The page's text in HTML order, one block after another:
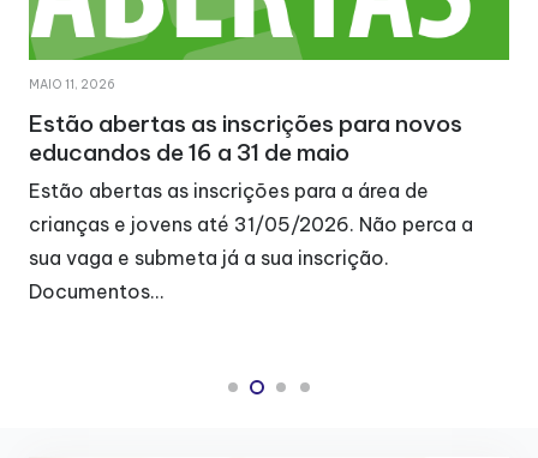
MAIO 11, 2026
Estão abertas as inscrições para novos
educandos de 16 a 31 de maio
Estão abertas as inscrições para a área de
crianças e jovens até 31/05/2026. Não perca a
sua vaga e submeta já a sua inscrição.
Documentos…